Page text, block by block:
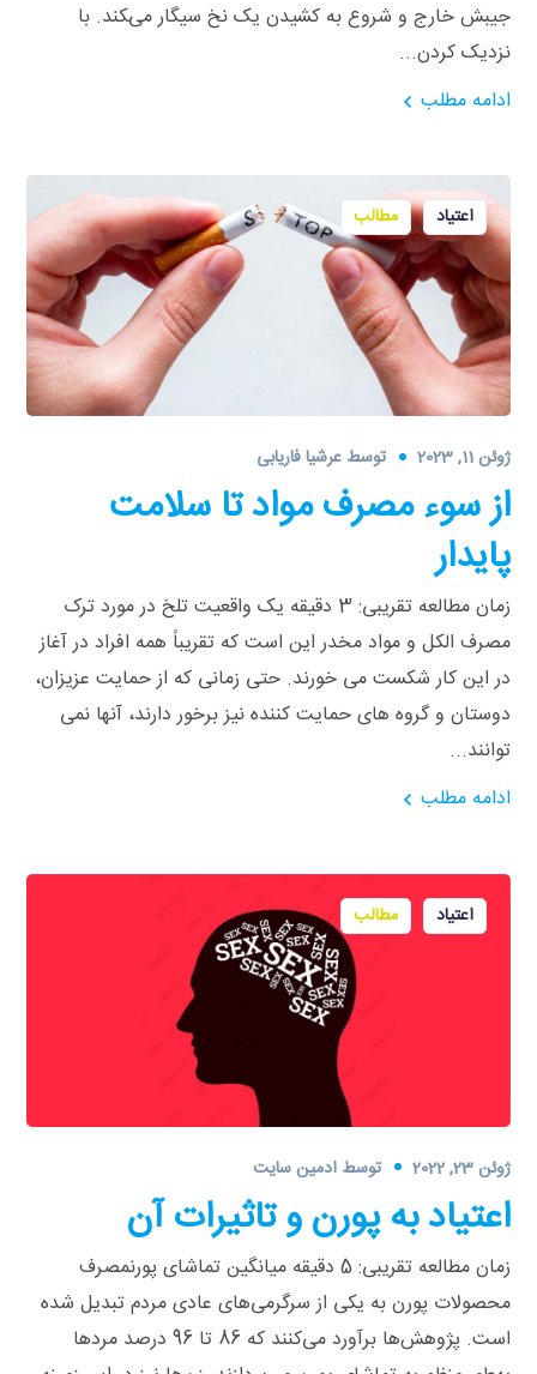
جیبش خارج و شروع به کشیدن یک نخ سیگار می‌‍کند. با
نزدیک کردن...
ادامه مطلب
اعتیاد مطالب
ژوئن 11, 2023 توسطعرشیا فاریابی
از سوء‌ مصرف مواد تا سلامت
پایدار
زمان مطالعه تقریبی: 3 دقیقه یک واقعیت تلخ در مورد ترک
مصرف الکل و مواد مخدر این است که تقریباً همه افراد در آغاز
در این کار شکست می‌ خورند. حتی زمانی که از حمایت عزیزان،
دوستان و گروه‌ های حمایت‌ کننده نیز برخور دارند، آنها نمی
توانند...
ادامه مطلب
اعتیاد مطالب
ژوئن 23, 2022 توسطادمین سایت
اعتیاد به پورن و تاثیرات آن
زمان مطالعه تقریبی: 5 دقیقه میانگین تماشای پورنمصرف
محصولات پورن به یکی از سرگرمی‌های عادی مردم تبدیل شده
است. پژوهش‌ها برآورد می‌کنند که 86 تا 96 درصد مردها